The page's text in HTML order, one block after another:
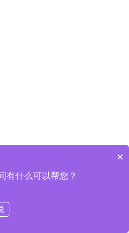
×
有什么可以帮您？